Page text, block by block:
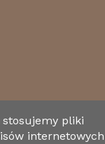
pliki
internetowych